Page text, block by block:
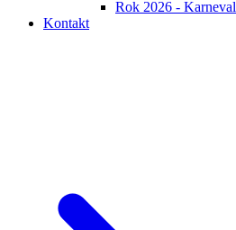
Rok 2026 - Karneval
Kontakt